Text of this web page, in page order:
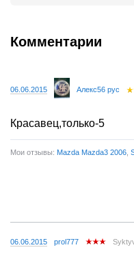
Комментарии
06.06.2015 Алекс56 рус
Красавец,только-5
Мои отзывы: Mazda Mazda3 2006
06.06.2015 prol777